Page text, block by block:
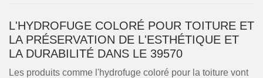
L'HYDROFUGE COLORÉ POUR TOITURE ET
LA PRÉSERVATION DE L'ESTHÉTIQUE ET
LA DURABILITÉ DANS LE 39570
Les produits comme l'hydrofuge coloré pour la toiture vont